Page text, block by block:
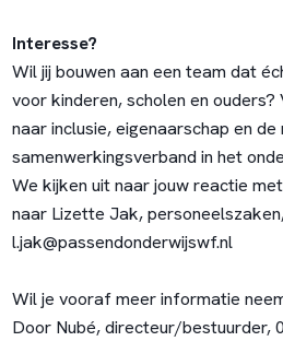
Interesse?
Wil jij bouwen aan een team dat
voor kinderen, scholen en
naar inclusie, eigenaarschap en
samenwerkingsverband in het
We kijken uit naar jouw reactie
naar Lizette Jak,
l.jak@passendonderwijswf.nl
Wil je vooraf meer informatie
Door Nubé, directeur/bestuurder,